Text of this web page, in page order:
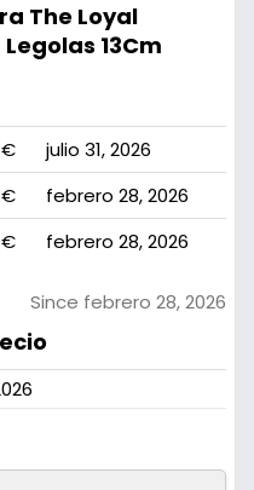
The Loyal
13Cm
julio 31, 2026
febrero 28, 2026
febrero 28, 2026
Since febrero 28, 2026